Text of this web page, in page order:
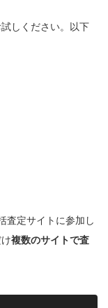
しください。以下
査定サイトに参加し
複数のサイトで査